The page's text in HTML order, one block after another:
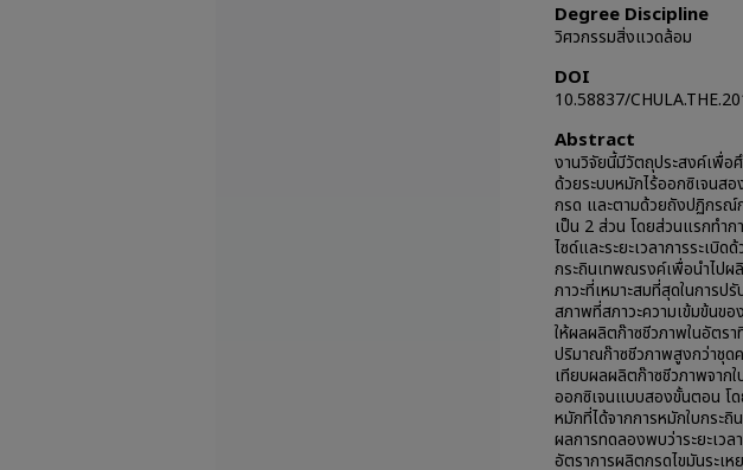
Degree Discipline
วิศวกรรมสิ่งแวดล้อม
DOI
10.58837/
Abstract
งานวิจัยนี้มีวัตถุประสงค์เพื่อ
ด้วยระบบหมักไร้ออกซิเจน
กรด และตามด้วยถังปฏิกร
เป็น 2 ส่วน โดยส่วนแรกทำก
ไซด์และระยะเวลาการระเบิ
กระถินเทพณรงค์เพื่อนำไปผ
ภาวะที่เหมาะสมที่สุดในการ
สภาพที่สภาวะความเข้มข้นขอ
ให้ผลผลิตก๊าซชีวภาพในอัตร
ปริมาณก๊าซชีวภาพสูงกว่าชุด
เทียบผลผลิตก๊าซชีวภาพจาก
ออกซิเจนแบบสองขั้นตอน โด
หมักที่ได้จากการหมักใบกระ
ผลการทดลองพบว่าระยะเว
อัตราการผลิตกรดไขมันระเ